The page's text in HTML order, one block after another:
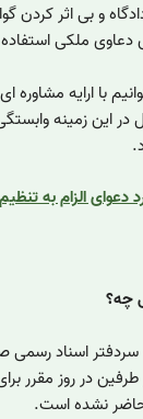
و بی اثر کردن
ملکی استفاده
با ارایه مشاوره
در این زمینه
دعوای الزام به
چه؟
اسناد رسمی
در روز مقرر
حاضر نشده است.